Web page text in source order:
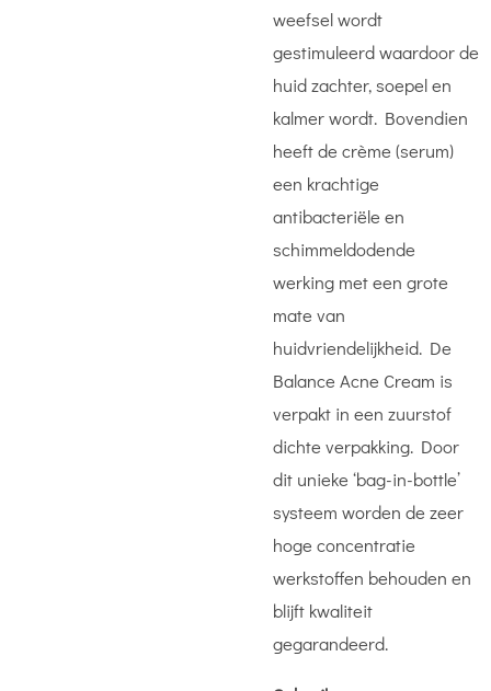
weefsel wordt
gestimuleerd waardoor de
huid zachter, soepel en
kalmer wordt. Bovendien
heeft de crème (serum)
een krachtige
antibacteriële en
schimmeldodende
werking met een grote
mate van
huidvriendelijkheid. De
Balance Acne Cream is
verpakt in een zuurstof
dichte verpakking. Door
dit unieke ‘bag-in-bottle’
systeem worden de zeer
hoge concentratie
werkstoffen behouden en
blijft kwaliteit
gegarandeerd.